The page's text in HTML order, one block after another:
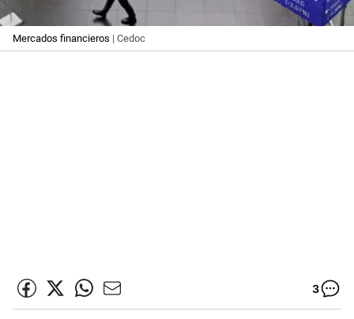
Mercados financieros | Cedoc
3